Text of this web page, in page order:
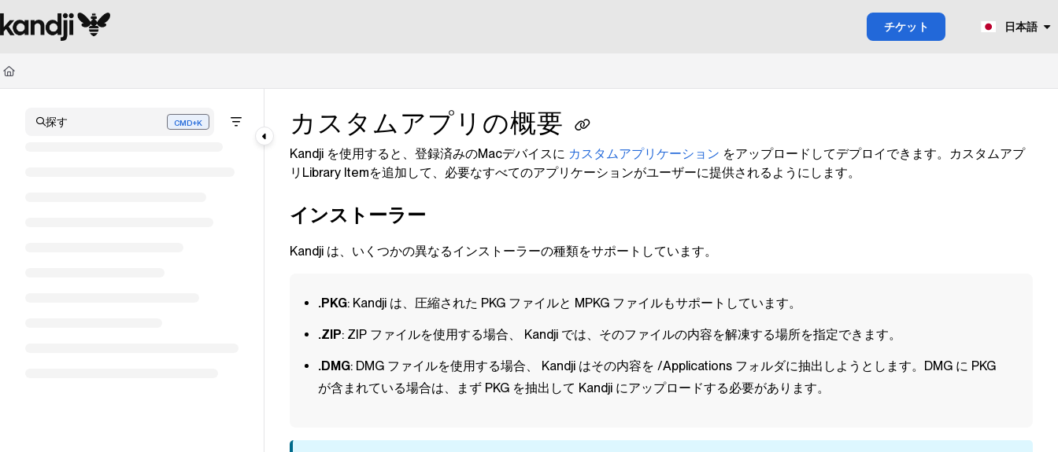
Documentation Index
Fetch the complete documentation index at:
Use this file to discover all available pages before exploring further.
チケット 日本語
探す CMD+K
Press CMD+K to open search カスタムアプリの概要
Kandji を使用すると、登録済みのMacデバイスに カスタムアプリケーション をアップロードしてデプロイできます。カスタムアプ
リLibrary Itemを追加して、必要なすべてのアプリケーションがユーザーに提供されるようにします。
インストーラー
Kandji は、いくつかの異なるインストーラーの種類をサポートしています。
.PKG: Kandji は、圧縮された PKG ファイルと MPKG ファイルもサポートしています。
.ZIP: ZIP ファイルを使用する場合、 Kandji では、そのファイルの内容を解凍する場所を指定できます。
.DMG: DMG ファイルを使用する場合、 Kandji はその内容を /Applications フォルダに抽出しようとします。DMG に PKG
が含まれている場合は、まず PKG を抽出して Kandji にアップロードする必要があります。